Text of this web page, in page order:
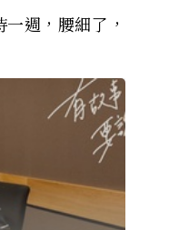
週，腰細了，